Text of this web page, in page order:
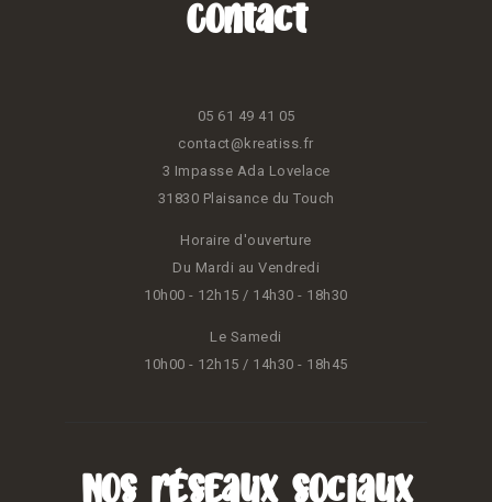
Contact
05 61 49 41 05
contact@kreatiss.fr
3 Impasse Ada Lovelace
31830 Plaisance du Touch
Horaire d'ouverture
Du Mardi au Vendredi
10h00 - 12h15 / 14h30 - 18h30
Le Samedi
10h00 - 12h15 / 14h30 - 18h45
Nos réseaux sociaux